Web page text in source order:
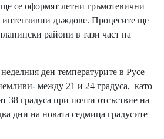
се оформят летни гръмотевични
интензивни дъждове. Процесите ще
райони в тази част на
ден температурите в Русе
между 21 и 24 градуса, като
38 градуса при почти отсъствие на
дни на новата седмица градусите